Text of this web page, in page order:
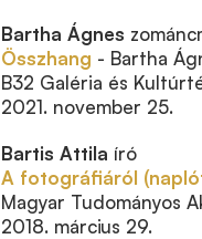
Bartha Ágnes
Összhang - Bartha
B32 Galéria és
2021. november 25.
Bartis Attila író
A fotográfiáról
Magyar Tudományos
2018. március 29.